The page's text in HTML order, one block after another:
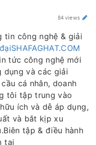
84 views
tin công nghệ & giải
đạiSHAFAGHAT.COM
tức công nghệ mới
dụng và các giải
cá nhân, doanh
tôi tập trung vào
ích và dễ áp dụng,
và bắt kịp xu
tập & điều hành
tại